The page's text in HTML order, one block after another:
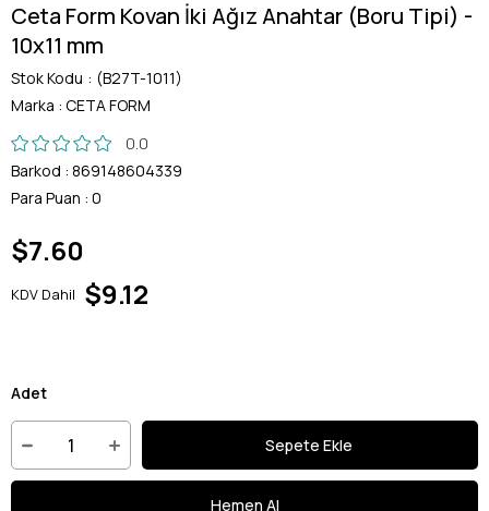
Ceta Form Kovan İki Ağız Anahtar (Boru Tipi) -
10x11 mm
Stok Kodu
(B27T-1011)
Marka : CETA FORM
0.0
Barkod : 869148604339
Para Puan : 0
$7.60
KDV Dahil $9.12
Adet